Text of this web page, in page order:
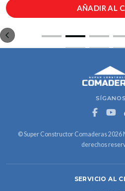
AÑADIR AL
SÍGANOS
© Super Constructor Comaderas 2026
derechos
SERVICIO AL